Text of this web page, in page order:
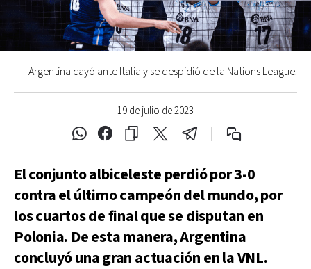
19 de julio de 2023
Argentina cayó ante Italia y se despidió de la Nations League.
El conjunto albiceleste perdió por 3-0
contra el último campeón del mundo, por
los cuartos de final que se disputan en
Polonia. De esta manera, Argentina
concluyó una gran actuación en la VNL.